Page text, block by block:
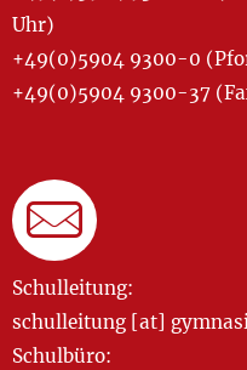
Uhr)
+49(0)5904 9300-0
+49(0)5904 9300-37
Schulleitung:
schulleitung [at]
Schulbüro: